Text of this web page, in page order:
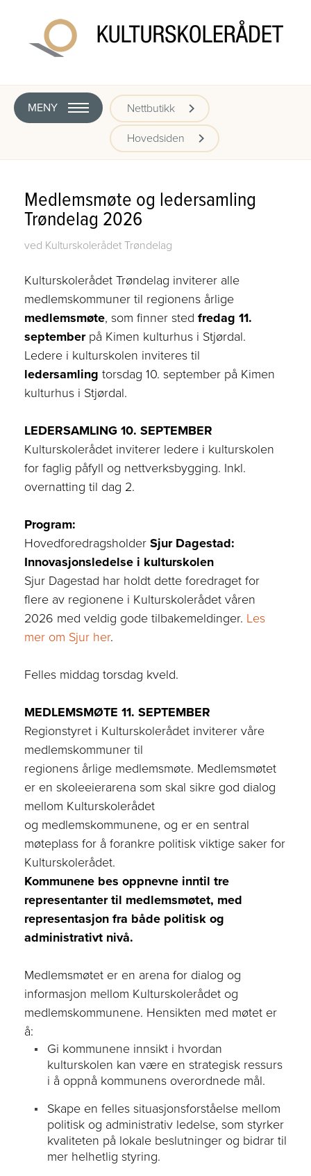
MENY Nettbutikk
Hovedsiden
Medlemsmøte og ledersamling
Trøndelag 2026
ved Kulturskolerådet Trøndelag
Kulturskolerådet Trøndelag inviterer alle
medlemskommuner til regionens årlige
medlemsmøte, som finner sted fredag 11.
septemberpå Kimen kulturhus i Stjørdal.
Ledere i kulturskolen inviteres til
ledersamling torsdag 10. september på Kimen
kulturhus i Stjørdal.
LEDERSAMLING 10. SEPTEMBER
Kulturskolerådet inviterer ledere i kulturskolen
for faglig påfyll og nettverksbygging​. Inkl.
overnatting til dag 2.​
Program:
Hovedforedragsholder Sjur Dagestad:
Innovasjonsledelse i kulturskolen
Sjur Dagestad har holdt dette foredraget for
flere av regionene i Kulturskolerådet våren
2026 med veldig gode tilbakemeldinger. Les
mer om Sjur her.
Felles middag torsdag kveld.
MEDLEMSMØTE 11. SEPTEMBER
Regionstyret i Kulturskolerådet inviterer våre
medlemskommuner til
regionens årlige medlemsmøte. Medlemsmøtet
er en skoleeierarena som skal sikre god dialog
mellom Kulturskolerådet
og medlemskommunene, og er en sentral
møteplass for å forankre politisk viktige saker for
Kulturskolerådet. ​
Kommunene bes oppnevne inntil tre
representanter til medlemsmøtet, med
representasjon fra både politisk og
administrativt nivå.
Medlemsmøtet er en arena for dialog og
informasjon mellom Kulturskolerådet og
medlemskommunene. Hensikten med møtet er
å:
Gi kommunene innsikt i hvordan
kulturskolen kan være en strategisk ressurs
i å oppnå kommunens overordnede mål.
Skape en felles situasjonsforståelse mellom
politisk og administrativ ledelse, som styrker
kvaliteten på lokale beslutninger og bidrar til
mer helhetlig styring.